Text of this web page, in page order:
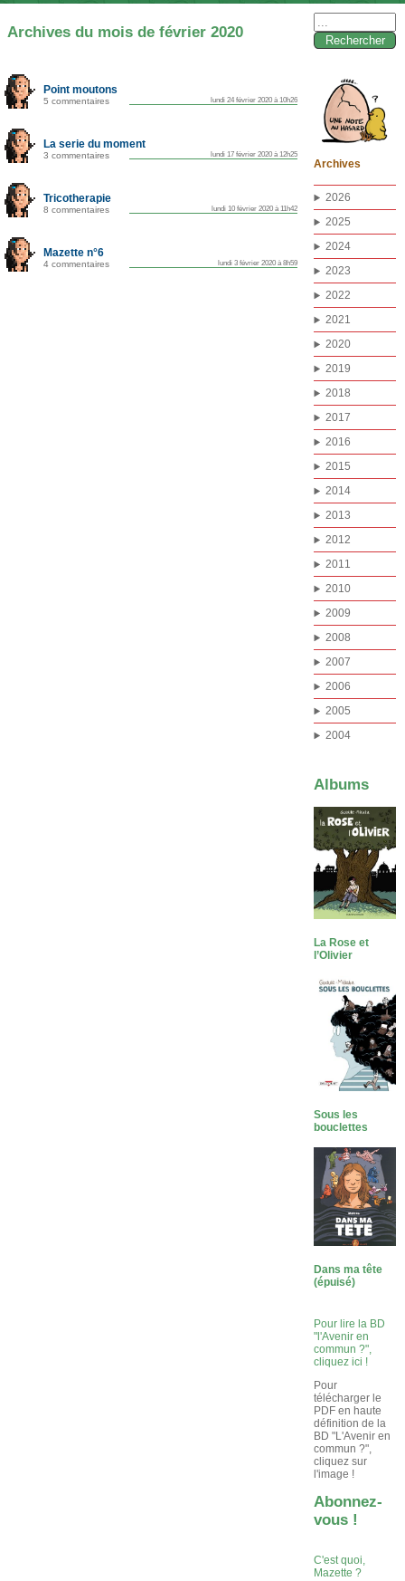
Archives du mois de février 2020
Point moutons
5 commentaires lundi 24 février 2020 à 10h26
La serie du moment
3 commentaires lundi 17 février 2020 à 12h25
Tricotherapie
8 commentaires lundi 10 février 2020 à 11h42
Mazette n°6
4 commentaires lundi 3 février 2020 à 8h59
Archives
2026
2025
2024
2023
2022
2021
2020
2019
2018
2017
2016
2015
2014
2013
2012
2011
2010
2009
2008
2007
2006
2005
2004
Albums
La Rose et
l’Olivier
Sous les
bouclettes
Dans ma tête
(épuisé)
Pour lire la BD
"l'Avenir en
commun ?",
cliquez ici !
Pour
télécharger le
PDF en haute
définition de la
BD "L'Avenir en
commun ?",
cliquez sur
l'image !
Abonnez-
vous !
C'est quoi,
Mazette ?